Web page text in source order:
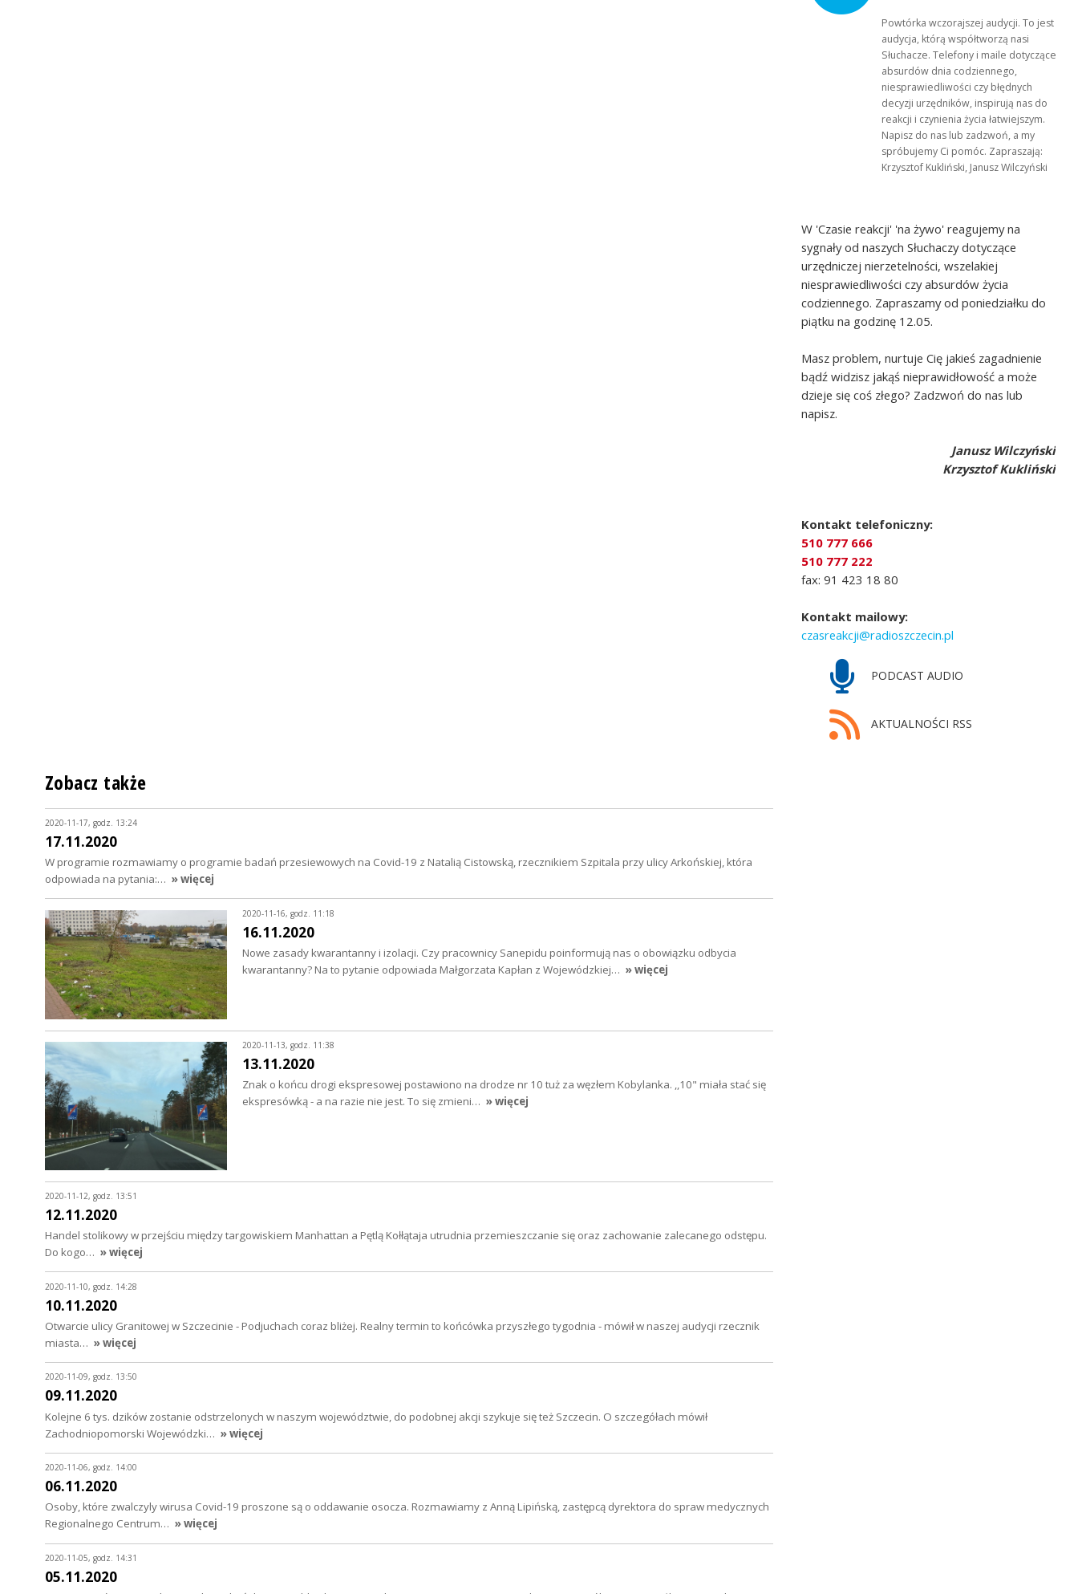
Powtórka wczorajszej audycji. To jest
audycja, którą współtworzą nasi
Słuchacze. Telefony i maile dotyczące
absurdów dnia codziennego,
niesprawiedliwości czy błędnych
decyzji urzędników, inspirują nas do
reakcji i czynienia życia łatwiejszym.
Napisz do nas lub zadzwoń, a my
spróbujemy Ci pomóc. Zapraszają:
Krzysztof Kukliński, Janusz Wilczyński
W 'Czasie reakcji' 'na żywo' reagujemy na
sygnały od naszych Słuchaczy dotyczące
urzędniczej nierzetelności, wszelakiej
niesprawiedliwości czy absurdów życia
codziennego. Zapraszamy od poniedziałku do
piątku na godzinę 12.05.
Masz problem, nurtuje Cię jakieś zagadnienie
bądź widzisz jakąś nieprawidłowość a może
dzieje się coś złego? Zadzwoń do nas lub
napisz.
Janusz Wilczyński
Krzysztof Kukliński
Kontakt telefoniczny:
510 777 666
510 777 222
fax: 91 423 18 80
Kontakt mailowy:
czasreakcji@radioszczecin.pl
PODCAST AUDIO
AKTUALNOŚCI RSS
Zobacz także
2020-11-17, godz. 13:24
17.11.2020
W programie rozmawiamy o programie badań przesiewowych na Covid-19 z Natalią Cistowską, rzecznikiem Szpitala przy ulicy Arkońskiej, która
odpowiada na pytania:… » więcej
2020-11-16, godz. 11:18
16.11.2020
Nowe zasady kwarantanny i izolacji. Czy pracownicy Sanepidu poinformują nas o obowiązku odbycia
kwarantanny? Na to pytanie odpowiada Małgorzata Kapłan z Wojewódzkiej… » więcej
2020-11-13, godz. 11:38
13.11.2020
Znak o końcu drogi ekspresowej postawiono na drodze nr 10 tuż za węzłem Kobylanka. ,,10" miała stać się
ekspresówką - a na razie nie jest. To się zmieni… » więcej
2020-11-12, godz. 13:51
12.11.2020
Handel stolikowy w przejściu między targowiskiem Manhattan a Pętlą Kołłątaja utrudnia przemieszczanie się oraz zachowanie zalecanego odstępu.
Do kogo… » więcej
2020-11-10, godz. 14:28
10.11.2020
Otwarcie ulicy Granitowej w Szczecinie - Podjuchach coraz bliżej. Realny termin to końcówka przyszłego tygodnia - mówił w naszej audycji rzecznik
miasta… » więcej
2020-11-09, godz. 13:50
09.11.2020
Kolejne 6 tys. dzików zostanie odstrzelonych w naszym województwie, do podobnej akcji szykuje się też Szczecin. O szczegółach mówił
Zachodniopomorski Wojewódzki… » więcej
2020-11-06, godz. 14:00
06.11.2020
Osoby, które zwalczyly wirusa Covid-19 proszone są o oddawanie osocza. Rozmawiamy z Anną Lipińską, zastępcą dyrektora do spraw medycznych
Regionalnego Centrum… » więcej
2020-11-05, godz. 14:31
05.11.2020